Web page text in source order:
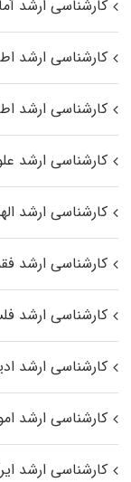
کارشناسی ارشد
کارشناسی ارشد
کارشناسی ارشد
کارشناسی ارشد
کارشناسی ارشد
کارشناسی ارشد
کارشناسی ارشد
کارشناسی ارشد
کارشناسی ارشد
کارشناسی ارشد